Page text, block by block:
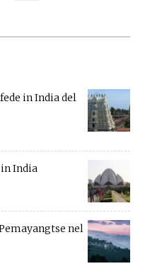
in India del
India
nel